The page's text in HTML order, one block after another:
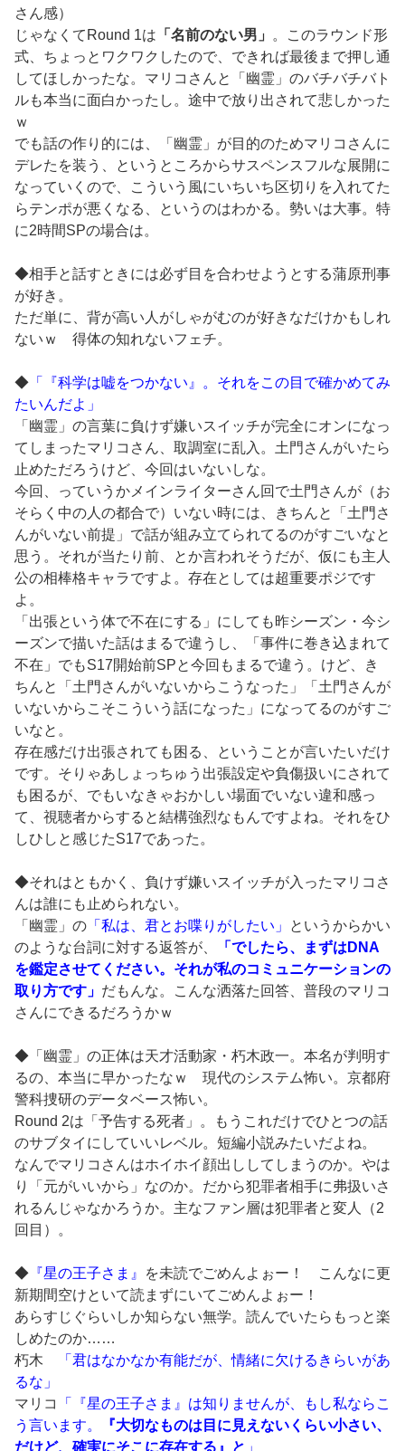
さん感）
じゃなくてRound 1は 「名前のない男」
。このラウンド形
式、ちょっとワクワクしたので、できれば最後まで押し通
してほしかったな。マリコさんと「幽霊」のバチバチバト
ルも本当に面白かったし。途中で放り出されて悲しかった
ｗ
でも話の作り的には、「幽霊」が目的のためマリコさんに
デレたを装う、というところからサスペンスフルな展開に
なっていくので、こういう風にいちいち区切りを入れてた
らテンポが悪くなる、というのはわかる。勢いは大事。特
に2時間SPの場合は。
◆相手と話すときには必ず目を合わせようとする蒲原刑事
が好き。
ただ単に、背が高い人がしゃがむのが好きなだけかもしれ
ないｗ 得体の知れないフェチ。
◆ 「『科学は嘘をつかない』。それをこの目で確かめてみ
たいんだよ」
「幽霊」の言葉に負けず嫌いスイッチが完全にオンになっ
てしまったマリコさん、取調室に乱入。土門さんがいたら
止めただろうけど、今回はいないしな。
今回、っていうかメインライターさん回で土門さんが（お
そらく中の人の都合で）いない時には、きちんと「土門さ
んがいない前提」で話が組み立てられてるのがすごいなと
思う。それが当たり前、とか言われそうだが、仮にも主人
公の相棒格キャラですよ。存在としては超重要ポジです
よ。
「出張という体で不在にする」にしても昨シーズン・今シ
ーズンで描いた話はまるで違うし、「事件に巻き込まれて
不在」でもS17開始前SPと今回もまるで違う。けど、き
ちんと「土門さんがいないからこうなった」「土門さんが
いないからこそこういう話になった」になってるのがすご
いなと。
存在感だけ出張されても困る、ということが言いたいだけ
です。そりゃあしょっちゅう出張設定や負傷扱いにされて
も困るが、でもいなきゃおかしい場面でいない違和感っ
て、視聴者からすると結構強烈なもんですよね。それをひ
しひしと感じたS17であった。
◆それはともかく、負けず嫌いスイッチが入ったマリコさ
んは誰にも止められない。
「幽霊」の 「私は、君とお喋りがしたい」
というからかい
のような台詞に対する返答が、
「でしたら、まずはDNA
を鑑定させてください。それが私のコミュニケーションの
取り方です」 だもんな。こんな洒落た回答、普段のマリコ
さんにできるだろうかｗ
◆「幽霊」の正体は天才活動家・朽木政一。本名が判明す
るの、本当に早かったなｗ 現代のシステム怖い。京都府
警科捜研のデータベース怖い。
Round 2は「予告する死者」。もうこれだけでひとつの話
のサブタイにしていいレベル。短編小説みたいだよね。
なんでマリコさんはホイホイ顔出ししてしまうのか。やは
り「元がいいから」なのか。だから犯罪者相手に弗扱いさ
れるんじゃなかろうか。主なファン層は犯罪者と変人（2
回目）。
◆ 『星の王子さま』
を未読でごめんよぉー！ こんなに更
新期間空けといて読まずにいてごめんよぉー！
あらすじぐらいしか知らない無学。読んでいたらもっと楽
しめたのか……
朽木
「君はなかなか有能だが、情緒に欠けるきらいがあ
るな」
マリコ
「『星の王子さま』は知りませんが、もし私ならこ
う言います。
『大切なものは目に見えないくらい小さい、
だけど、確実にそこに存在する』と 」